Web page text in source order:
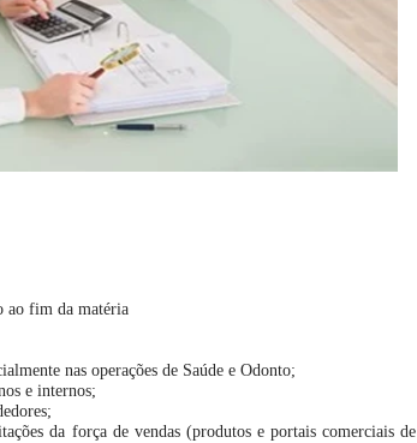
ao fim da matéria
nas operações de Saúde e Odonto;
e internos;
da força de vendas (produtos e portais comerciais de